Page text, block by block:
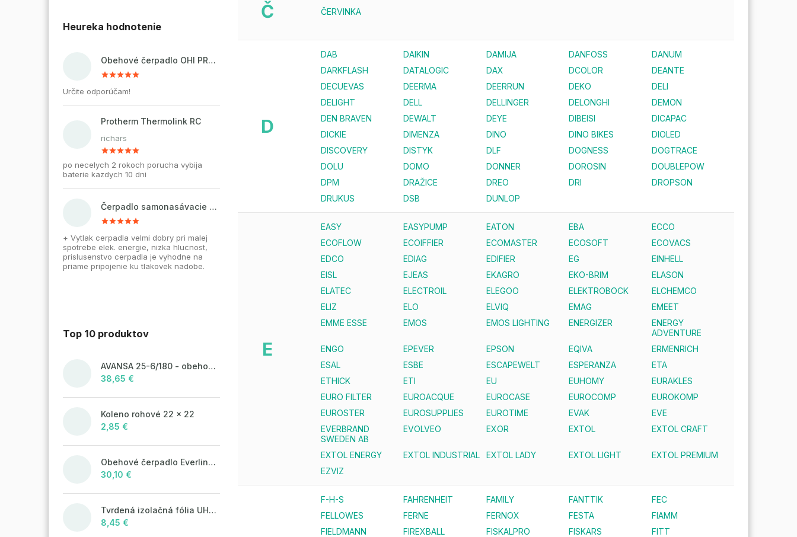
Heureka hodnotenie
Obehové čerpadlo OHI PRO 32-60/180 pre kúrenie a cirkuláciu vody
Určite odporúčam!
Protherm Thermolink RC
richars
po necelych 2 rokoch porucha vybija
baterie kazdych 10 dni
Čerpadlo samonasávacie WZI 750 na vodu, povrchové, liatinové
+ Vytlak cerpadla velmi dobry pri malej
spotrebe elek. energie, nizka hlucnost,
prislusenstvo cerpadla je vyhodne na
priame pripojenie ku tlakovek nadobe.
Top 10 produktov
AVANSA 25-6/180 - obehové čerpadlo, pripojovací závit 6/4"
38,65 €
Koleno rohové 22 x 22
2,85 €
Obehové čerpadlo Everline 25/4/180
30,10 €
Tvrdená izolačná fólia UHP50 (STIROTERMAL SOLO)
8,45 €
Č ČERVINKA
D
DAB DAIKIN DAMIJA DANFOSS
DANUM
DARKFLASH
DATALOGIC DAX DCOLOR
DEANTE
DECUEVAS
DEERMA DEERRUN DEKO
DELI
DELIGHT
DELL DELLINGER DELONGHI
DEMON
DEN BRAVEN
DEWALT DEYE DIBEISI
DICAPAC
DICKIE
DIMENZA DINO DINO BIKES
DIOLED
DISCOVERY
DISTYK DLF DOGNESS
DOGTRACE
DOLU
DOMO DONNER DOROSIN
DOUBLEPOW
DPM
DRAŽICE DREO DRI
DROPSON
DRUKUS
DSB DUNLOP
E
EASY EASYPUMP EATON EBA
ECCO
ECOFLOW
ECOIFFIER ECOMASTER ECOSOFT
ECOVACS
EDCO
EDIAG EDIFIER EG
EINHELL
EISL
EJEAS EKAGRO EKO-BRIM
ELASON
ELATEC
ELECTROIL ELEGOO ELEKTROBOCK
ELCHEMCO
ELIZ
ELO ELVIQ EMAG
EMEET
EMME ESSE
EMOS EMOS LIGHTING ENERGIZER
ENERGY
ADVENTURE
ENGO
EPEVER EPSON EQIVA
ERMENRICH
ESAL
ESBE ESCAPEWELT ESPERANZA
ETA
ETHICK
ETI EU EUHOMY
EURAKLES
EURO FILTER
EUROACQUE EUROCASE EUROCOMP
EUROKOMP
EUROSTER
EUROSUPPLIES EUROTIME EVAK
EVE
EVERBRAND
SWEDEN AB
EVOLVEO EXOR EXTOL EXTOL CRAFT
EXTOL ENERGY EXTOL INDUSTRIAL EXTOL LADY EXTOL LIGHT
EXTOL PREMIUM
EZVIZ
F-H-S FAHRENHEIT FAMILY FANTTIK
FEC
FELLOWES
FERNE FERNOX FESTA
FIAMM
FIELDMANN
FIREXBALL FISKALPRO FISKARS
FITT